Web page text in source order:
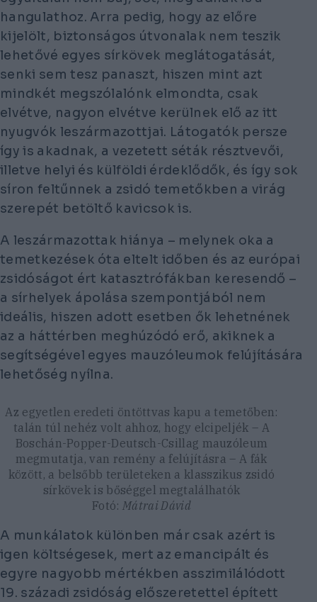
hangulathoz. Arra pedig, hogy az előre
kijelölt, biztonságos útvonalak nem teszik
lehetővé egyes sírkövek meglátogatását,
senki sem tesz panaszt, hiszen mint azt
mindkét megszólalónk elmondta, csak
elvétve, nagyon elvétve kerülnek elő az itt
nyugvók leszármazottjai. Látogatók persze
így is akadnak, a vezetett séták résztvevői,
illetve helyi és külföldi érdeklődők, és így sok
síron feltűnnek a zsidó temetőkben a virág
szerepét betöltő kavicsok is.
A leszármazottak hiánya – melynek oka a
temetkezések óta eltelt időben és az európai
zsidóságot ért katasztrófákban keresendő –
a sírhelyek ápolása szempontjából nem
ideális, hiszen adott esetben ők lehetnének
az a háttérben meghúzódó erő, akiknek a
segítségével egyes mauzóleumok felújítására
lehetőség nyílna.
Az egyetlen eredeti öntöttvas kapu a temetőben:
talán túl nehéz volt ahhoz, hogy elcipeljék – A
Boschán-Popper-Deutsch-Csillag mauzóleum
megmutatja, van remény a felújításra – A fák
között, a belsőbb területeken a klasszikus zsidó
sírkövek is bőséggel megtalálhatók
Fotó:Mátrai Dávid
A munkálatok különben már csak azért is
igen költségesek, mert az emancipált és
egyre nagyobb mértékben asszimilálódott
19. századi zsidóság előszeretettel épített